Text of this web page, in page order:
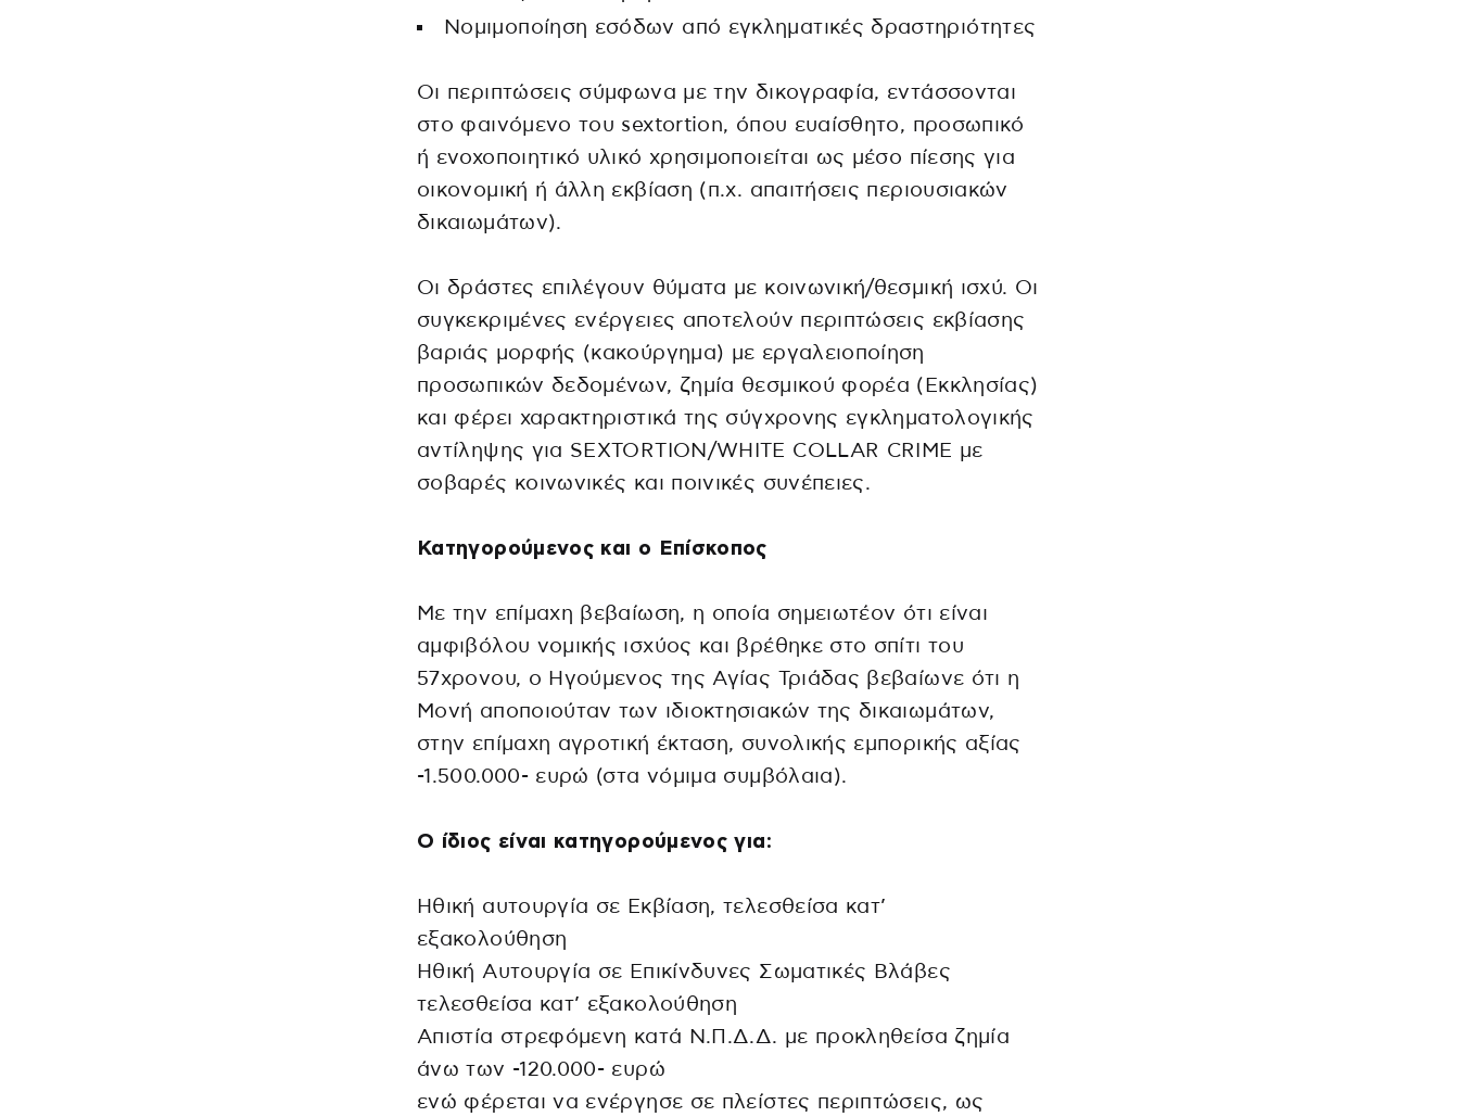
Νομιμοποίηση εσόδων από εγκληματικές δραστηριότητες
Οι περιπτώσεις σύμφωνα με την δικογραφία, εντάσσονται
στο φαινόμενο του sextortion, όπου ευαίσθητο, προσωπικό
ή ενοχοποιητικό υλικό χρησιμοποιείται ως μέσο πίεσης για
οικονομική ή άλλη εκβίαση (π.χ. απαιτήσεις περιουσιακών
δικαιωμάτων).
Οι δράστες επιλέγουν θύματα με κοινωνική/θεσμική ισχύ. Οι
συγκεκριμένες ενέργειες αποτελούν περιπτώσεις εκβίασης
βαριάς μορφής (κακούργημα) με εργαλειοποίηση
προσωπικών δεδομένων, ζημία θεσμικού φορέα (Εκκλησίας)
και φέρει χαρακτηριστικά της σύγχρονης εγκληματολογικής
αντίληψης για SEXTORTION/WHITE COLLAR CRIME με
σοβαρές κοινωνικές και ποινικές συνέπειες.
Κατηγορούμενος και ο Επίσκοπος
Με την επίμαχη βεβαίωση, η οποία σημειωτέον ότι είναι
αμφιβόλου νομικής ισχύος και βρέθηκε στο σπίτι του
57χρονου, ο Ηγούμενος της Αγίας Τριάδας βεβαίωνε ότι η
Μονή αποποιούταν των ιδιοκτησιακών της δικαιωμάτων,
στην επίμαχη αγροτική έκταση, συνολικής εμπορικής αξίας
-1.500.000- ευρώ (στα νόμιμα συμβόλαια).
Ο ίδιος είναι κατηγορούμενος για:
Ηθική αυτουργία σε Εκβίαση, τελεσθείσα κατ’
εξακολούθηση
Ηθική Αυτουργία σε Επικίνδυνες Σωματικές Βλάβες
τελεσθείσα κατ’ εξακολούθηση
Απιστία στρεφόμενη κατά Ν.Π.Δ.Δ. με προκληθείσα ζημία
άνω των -120.000- ευρώ
ενώ φέρεται να ενέργησε σε πλείστες περιπτώσεις, ως